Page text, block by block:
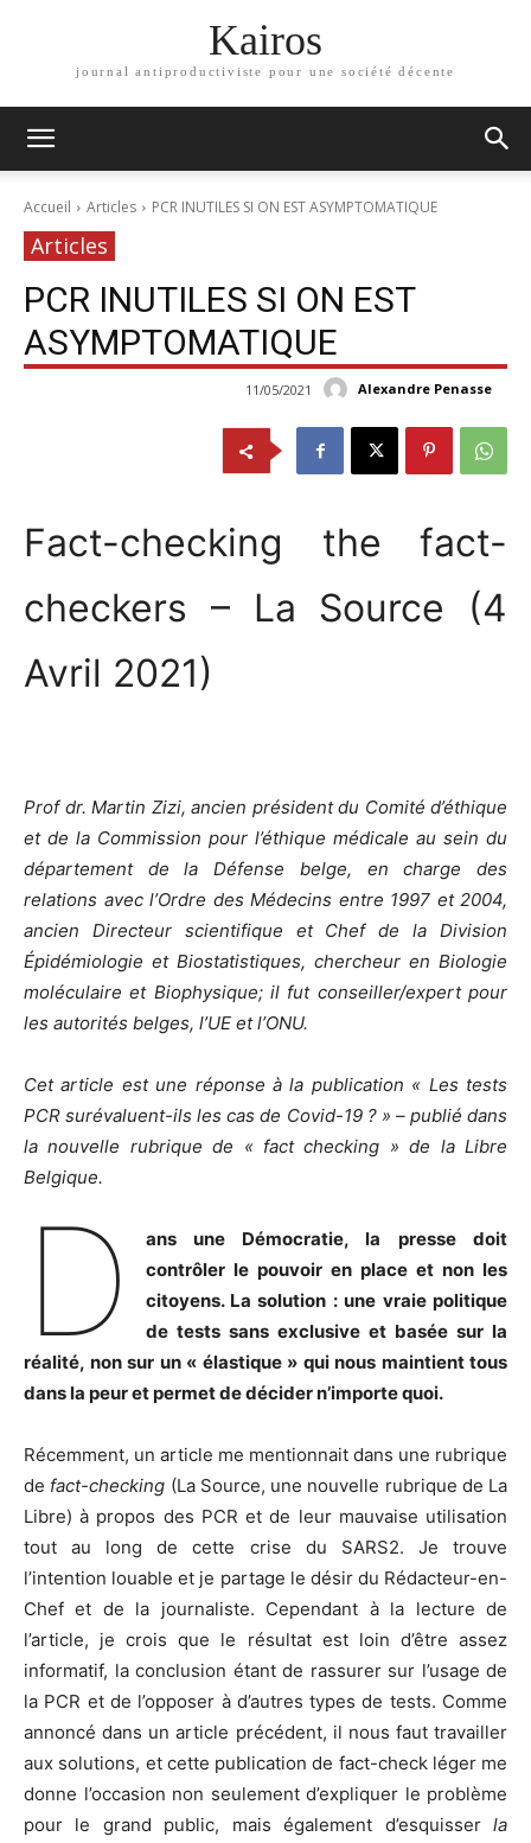
Kairos
journal antiproductiviste pour une société décente
Accueil Articles PCR INUTILES SI ON EST ASYMPTOMATIQUE
Articles
PCR INUTILES SI ON EST
ASYMPTOMATIQUE
Alexandre Penasse
11/05/2021
Fact-checking the fact-
checkers – La Source (4
Avril 2021)
Prof dr. Martin Zizi, ancien président du Comité d’éthique
et de la Commission pour l’éthique médicale au sein du
département de la Défense belge, en charge des
relations avec l’Ordre des Médecins entre 1997 et 2004,
ancien Directeur scientifique et Chef de la Division
Épidémiologie et Biostatistiques, chercheur en Biologie
moléculaire et Biophysique; il fut conseiller/expert pour
les autorités belges, l’UE et l’ONU.
Cet article est une réponse à la publication « Les tests
PCR surévaluent-ils les cas de Covid-19 ? » – publié dans
la nouvelle rubrique de « fact checking » de la Libre
Belgique.
D
ans une Démocratie, la presse doit
contrôler le pouvoir en place et non les
citoyens. La solution : une vraie politique
de tests sans exclusive et basée sur la
réalité, non sur un « élastique » qui nous maintient tous
dans la peur et permet de décider n’importe quoi.
Récemment, un article me mentionnait dans une rubrique
de fact-checking (La Source, une nouvelle rubrique de La
Libre) à propos des PCR et de leur mauvaise utilisation
tout au long de cette crise du SARS2. Je trouve
l’intention louable et je partage le désir du Rédacteur-en-
Chef et de la journaliste. Cependant à la lecture de
l’article, je crois que le résultat est loin d’être assez
informatif, la conclusion étant de rassurer sur l’usage de
la PCR et de l’opposer à d’autres types de tests. Comme
annoncé dans un article précédent, il nous faut travailler
aux solutions, et cette publication de fact-check léger me
donne l’occasion non seulement d’expliquer le problème
pour le grand public, mais également d’esquisser la